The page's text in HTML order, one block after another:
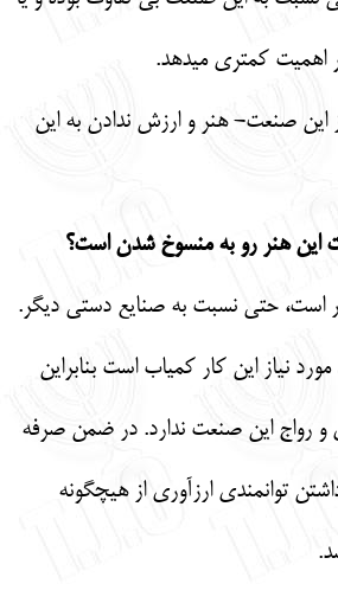
اهميت كمتري مي‏دهد.
اين صنعت- هنر و ارزش ندادن به اين
اين هنر رو به منسوخ شدن است؟
است، حتي نسبت به صنايع دستي ديگر.
نياز اين كار كمياب است بنابراين
رواج اين صنعت ندارد. در ضمن صرفه
توانمندي ارزآوري از هيچ‏گونه